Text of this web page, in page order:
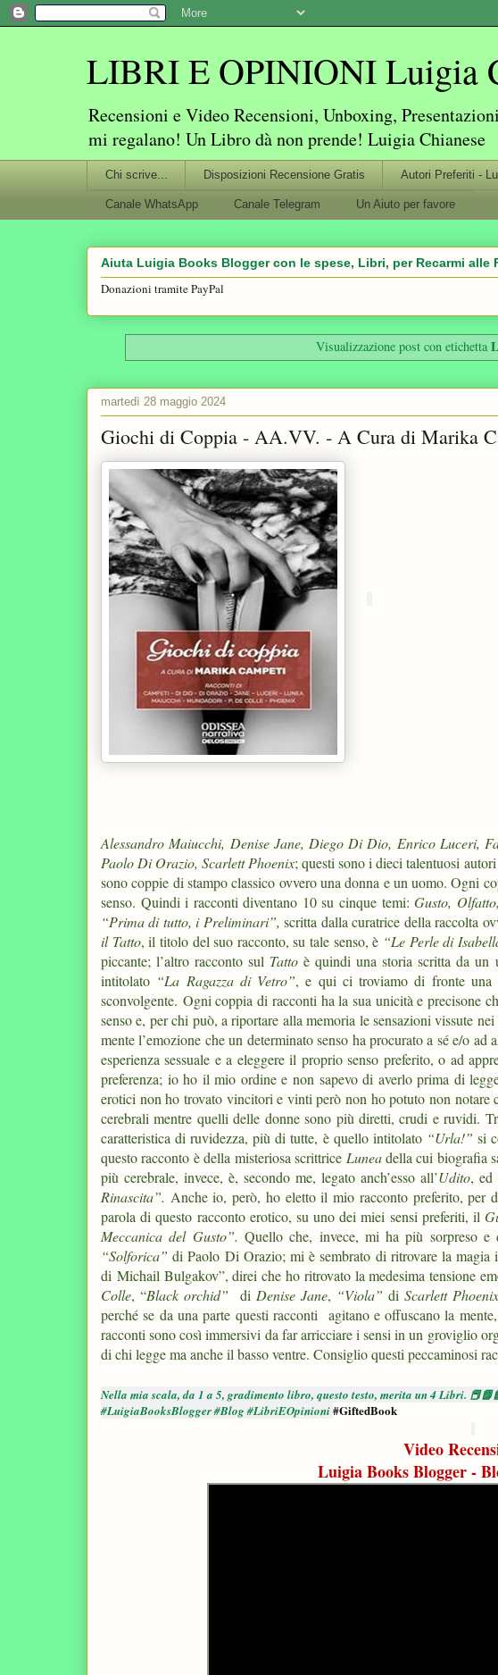
LIBRI E OPINIONI Luigia
Recensioni e Video Recensioni, Unboxing,
mi regalano! Un Libro dà non prende! Luigia Chianese
Chi scrive... Disposizioni Recensione Gratis Autori Preferiti -
Canale WhatsApp Canale Telegram Un Aiuto per favore
Aiuta Luigia Books Blogger con le spese, Libri, per Recarmi alle
Donazioni tramite PayPal
Visualizzazione post con etichetta
martedì 28 maggio 2024
Giochi di Coppia - AA.VV. - A Cura di Marika
Alessandro Maiucchi, Denise Jane, Diego Di Dio, Enrico Luceri,
Paolo Di Orazio, Scarlett Phoenix; questi sono i dieci talentuosi
sono coppie di stampo classico ovvero una donna e un uomo. Ogni
senso. Quindi i racconti diventano 10 su cinque temi:Gusto,
“Prima di tutto, i Preliminari”, scritta dalla curatrice della raccolta
il Tatto, il titolo del suo racconto, su tale senso, è “Le Perle di
piccante; l’altro racconto sul Tatto è quindi una storia scritta da un
intitolato “La Ragazza di Vetro”, e qui ci troviamo di fronte una
sconvolgente. Ogni coppia di racconti ha la sua unicità e precisone
senso e, per chi può, a riportare alla memoria le sensazioni vissute
mente l’emozione che un determinato senso ha procurato a sé e/o ad
esperienza sessuale e a eleggere il proprio senso preferito, o ad
preferenza; io ho il mio ordine e non sapevo di averlo prima di
erotici non ho trovato vincitori e vinti però non ho potuto non
cerebrali mentre quelli delle donne sono più diretti, crudi e ruvidi.
caratteristica di ruvidezza, più di tutte, è quello intitolato “Urla!” si
questo racconto è della misteriosa scrittrice Luneadella cui biografia
più cerebrale, invece, è, secondo me, legato anch’esso all’Udito, ed
Rinascita”. Anche io, però, ho eletto il mio racconto preferito, per
parola di questo racconto erotico, su uno dei miei sensi preferiti, il
Meccanica del Gusto”. Quello che, invece, mi ha più sorpreso
“Solforica” di Paolo Di Orazio; mi è sembrato di ritrovare la magia
di Michail Bulgakov”, direi che ho ritrovato la medesima tensione
Colle, “Black orchid” di Denise Jane, “Viola” di Scarlett Phoenix
perché se da una parte questi racconti agitano e offuscano la
racconti sono così immersivi da far arricciare i sensi in un groviglio
di chi legge ma anche il basso ventre. Consiglio questi peccaminosi
Nella mia scala, da 1 a 5, gradimento libro, questo testo, merita un 4 Libri.
#LuigiaBooksBlogger #Blog #LibriEOpinioni#GiftedBook
Video
Luigia Books Blogger -